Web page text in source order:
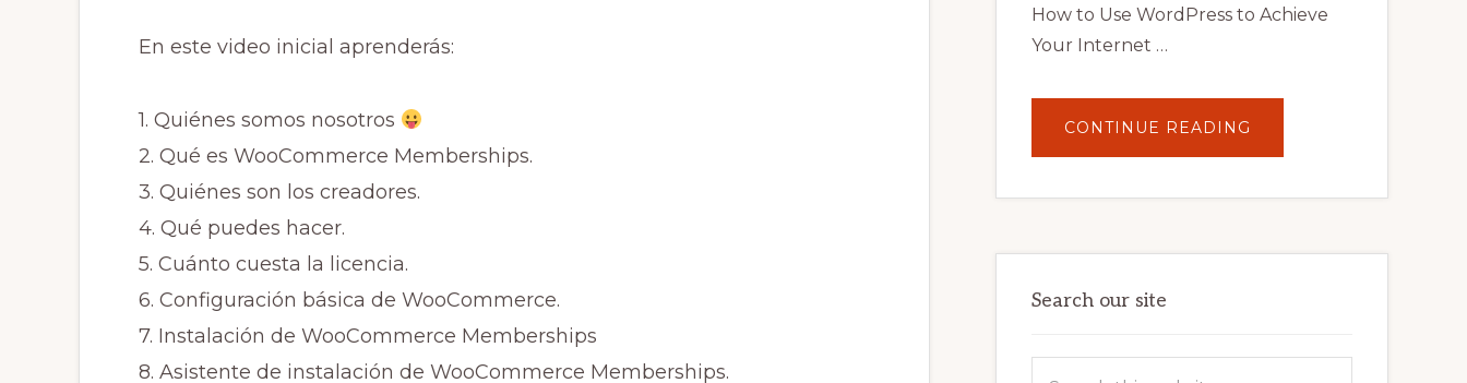
En este video inicial aprenderás:
1. Quiénes somos nosotros
2. Qué es WooCommerce Memberships.
3. Quiénes son los creadores.
4. Qué puedes hacer.
5. Cuánto cuesta la licencia.
6. Configuración básica de WooCommerce.
7. Instalación de WooCommerce Memberships
8. Asistente de instalación de WooCommerce Memberships.
How to Use WordPress to Achieve
Your Internet …
CONTINUE READING
YOUR
POTENTIAL:
POWER
Search our site